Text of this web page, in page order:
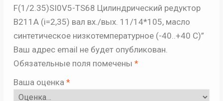
F(1/2.35)SI0V5-TS68 Цилиндрический редуктор
B211A (i=2,35) вал вх./вых. 11/14*105, масло
синтетическое низкотемпературное (-40..+40 С)”
Ваш адрес email не будет опубликован.
Обязательные поля помечены *
Ваша оценка *